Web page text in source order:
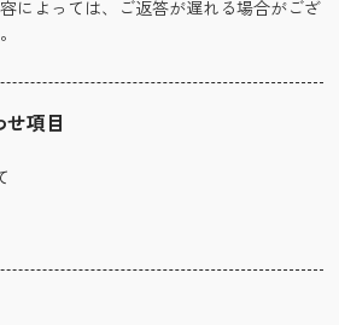
によっては、ご返答が遅れる場合がござ
項目